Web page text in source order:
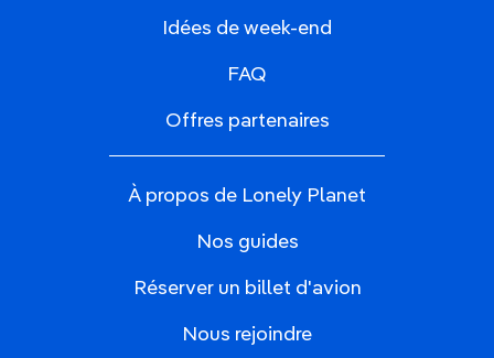
Idées de week-end
FAQ
Offres partenaires
À propos de Lonely Planet
Nos guides
Réserver un billet d'avion
Nous rejoindre